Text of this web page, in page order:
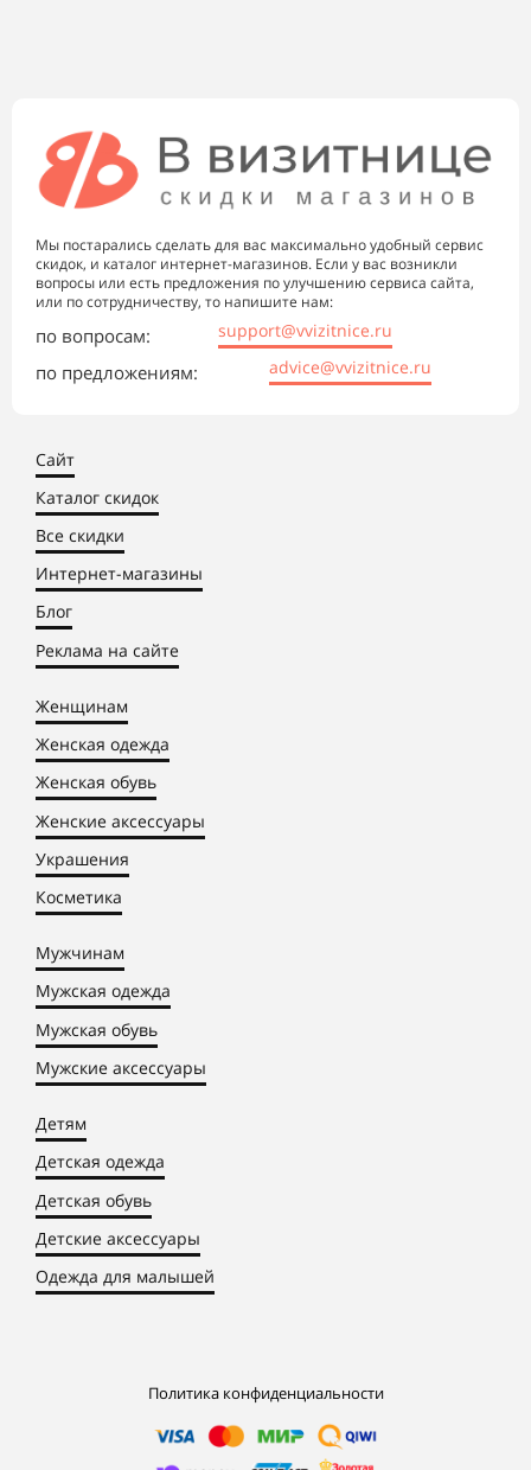
Мы постарались сделать для вас максимально удобный сервис
скидок, и каталог интернет-магазинов. Если у вас возникли
вопросы или есть предложения по улучшению сервиса сайта,
или по сотрудничеству, то напишите нам:
по вопросам: support@vvizitnice.ru
по предложениям: advice@vvizitnice.ru
Сайт
Каталог скидок
Все скидки
Интернет-магазины
Блог
Реклама на сайте
Женщинам
Женская одежда
Женская обувь
Женские аксессуары
Украшения
Косметика
Мужчинам
Мужская одежда
Мужская обувь
Мужские аксессуары
Детям
Детская одежда
Детская обувь
Детские аксессуары
Одежда для малышей
Политика конфиденциальности